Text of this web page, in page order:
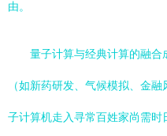
由。
量子计算与经典计算的融合
（如新药研发、气候模拟、金
子计算机走入寻常百姓家尚需